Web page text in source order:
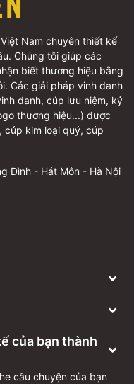
Nam chuyên thiết kế
Chúng tôi giúp các
biết thương hiệu bằng
Các giải pháp vinh danh
danh, cúp lưu niệm, kỷ
thương hiệu...) được
cúp kim loại quý, cúp
Đình - Hát Môn - Hà Nội
của bạn thành
câu chuyện của bạn